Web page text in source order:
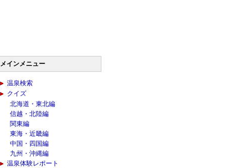
メインメニュー
温泉検索
クイズ
北海道・東北編
信越・北陸編
関東編
東海・近畿編
中国・四国編
九州・沖縄編
温泉体験レポート